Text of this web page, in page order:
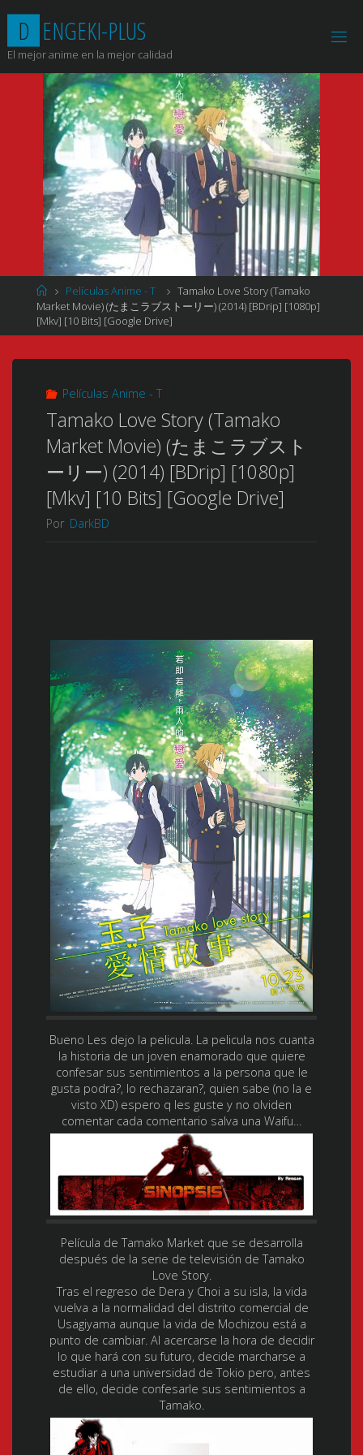
contenido
D ENGEKI-PLUS
El mejor anime en la mejor calidad
Página
de
Inicio
Películas Anime - T
Tamako Love Story (Tamako
Market Movie) (たまこラブストーリー) (2014) [BDrip] [1080p]
[Mkv] [10 Bits] [Google Drive]
Películas Anime - T
Tamako Love Story (Tamako
Market Movie) (たまこラブスト
ーリー) (2014) [BDrip] [1080p]
[Mkv] [10 Bits] [Google Drive]
Por DarkBD
Bueno Les dejo la pelicula. La pelicula nos cuanta
la historia de un joven enamorado que quiere
confesar sus sentimientos a la persona que le
gusta podra?, lo rechazaran?, quien sabe (no la e
visto XD) espero q les guste y no olviden
comentar cada comentario salva una Waifu…
Película de Tamako Market que se desarrolla
después de la serie de televisión de Tamako
Love Story.
Tras el regreso de Dera y Choi a su isla, la vida
vuelva a la normalidad del distrito comercial de
Usagiyama aunque la vida de Mochizou está a
punto de cambiar. Al acercarse la hora de decidir
lo que hará con su futuro, decide marcharse a
estudiar a una universidad de Tokio pero, antes
de ello, decide confesarle sus sentimientos a
Tamako.